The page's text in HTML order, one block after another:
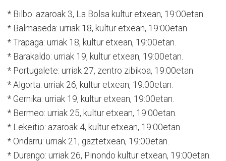
* Bilbo: azaroak 3, La Bolsa kultur etxean, 19:00etan.
* Balmaseda: urriak 18, kultur etxean, 19:00etan.
* Trapaga: urriak 18, kultur etxean, 19:00etan.
* Barakaldo: urriak 19, kultur etxean, 19:00etan.
* Portugalete: urriak 27, zentro zibikoa, 19:00etan.
* Algorta: urriak 26, kultur etxean, 19:00etan.
* Gernika: urriak 19, kultur etxean, 19:00etan.
* Bermeo: urriak 25, kultur etxean, 19:00etan.
* Lekeitio: azaroak 4, kultur etxean, 19:00etan.
* Ondarru: urriak 21, gaztetxean, 19:00etan.
* Durango: urriak 26, Pinondo kultur etxean, 19:00etan.